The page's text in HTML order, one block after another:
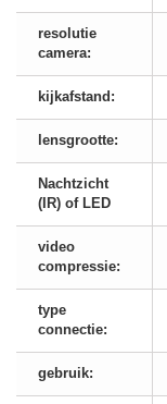
resolutie
camera:
kijkafstand:
lensgrootte:
Nachtzicht
(IR) of LED
video
compressie:
type
connectie:
gebruik: